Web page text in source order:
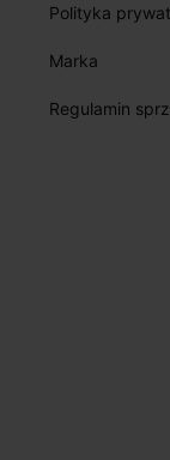
Polityka
Marka
Regulamin